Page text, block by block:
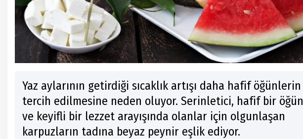
Yaz aylarının getirdiği sıcaklık artışı daha hafif öğünlerin
tercih edilmesine neden oluyor. Serinletici, hafif bir öğün
ve keyifli bir lezzet arayışında olanlar için olgunlaşan
karpuzların tadına beyaz peynir eşlik ediyor.